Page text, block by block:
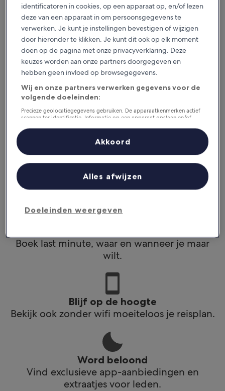
Redenen om onze app te
downloaden
Bespaar nog meer
Krijg kortingen op geselecteerde hotels in de
Boek last minute, waar en wanneer je maar
wilt.
Blijf op de hoogte
Bekijk ook zonder wifi moeiteloos je reisplan.
Word beloond
Vind exclusieve app-aanbiedingen en
extraatjes voor leden.
identificatoren in cookies, op een apparaat op, en/of lezen
deze van een apparaat in om persoonsgegevens te
verwerken. Je kunt je instellingen bevestigen of wijzigen
door hieronder te klikken. Je kunt dit ook op elk moment
doen op de pagina met onze privacyverklaring. Deze
keuzes worden aan onze partners doorgegeven en
hebben geen invloed op browsegegevens.
Wij en onze partners verwerken gegevens voor de
volgende doeleinden:
Precieze geolocatiegegevens gebruiken. De apparaatkenmerken actief
scannen ter identificatie. Informatie op een apparaat opslaan en/of
contentmetingen, doelgroepenonderzoek en ontwikkeling van
Doeleinden weergeven
Alles afwijzen
Akkoord